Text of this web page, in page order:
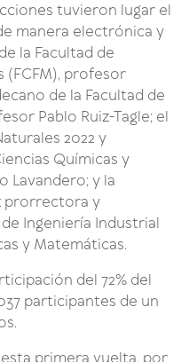
tuvieron lugar el
manera electrónica y
la Facultad de
(FCFM), profesor
de la Facultad de
Pablo Ruiz-Tagle; el
2022 y
Químicas y
Lavandero; y la
prorrectora y
Ingeniería Industrial
y Matemáticas.
del 72% del
participantes de un